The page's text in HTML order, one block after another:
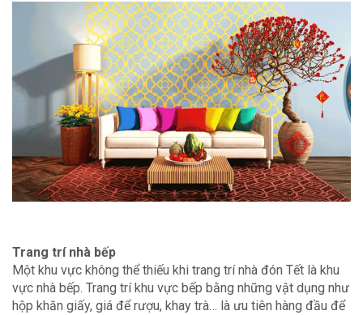
Trang trí nhà bếp
Một khu vực không thể thiếu khi trang trí nhà đón Tết là khu
vực nhà bếp. Trang trí khu vực bếp bằng những vật dụng như
hộp khăn giấy, giá để rượu, khay trà… là ưu tiên hàng đầu để